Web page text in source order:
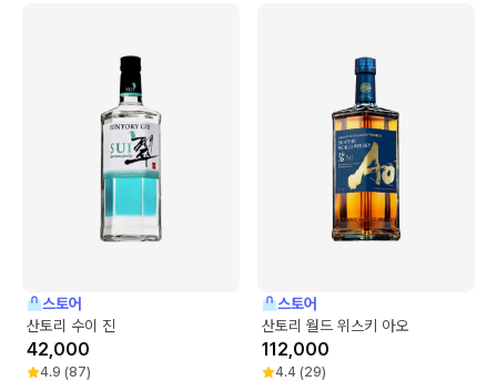
스토어
산토리 수이 진
42,000
4.9 (87)
스토어
산토리 월드 위스키 아오
112,000
4.4 (29)